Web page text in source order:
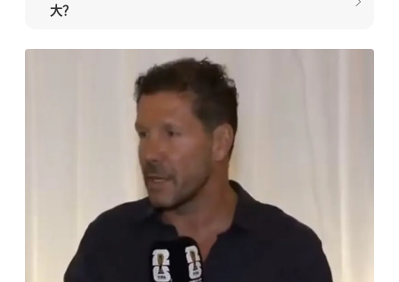
大？